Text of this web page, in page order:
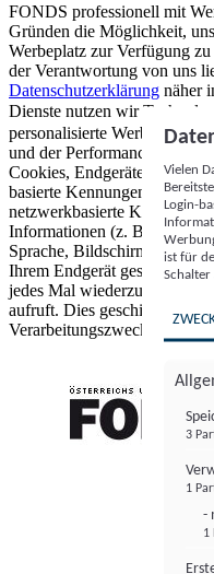
FONDS professionell mit
Gründen die Möglichkeit,
Werbeplatz zur Verfügung
der Verantwortung von uns
Datenschutzerklärung näher
Dienste nutzen wir
personalisierte Werbung und
und der Performance von
Cookies, Endgeräte- oder
basierte Kennungen, zufällig
netzwerkbasierte
Informationen (z. B.
Sprache, Bildschirmgröße,
Ihrem Endgerät gespeichert
jedes Mal wiederzuerkennen,
aufruft. Dies geschieht für
Verarbeitungszwecke.
Vielen
Login-
ist für
3
1
-
1
FONDS